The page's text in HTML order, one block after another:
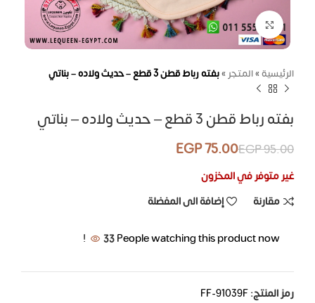
اضغط للتكبير
الرئيسية»المتجر »بفته رباط قطن 3 قطع – حديث ولاده – بناتي
بفته رباط قطن 3 قطع – حديث ولاده – بناتي
95.00
EGP
75.00
EGP
غير متوفر في المخزون
مقارنة
إضافة الى المفضلة
33People watching this product now!
رمز المنتج:FF-91039F